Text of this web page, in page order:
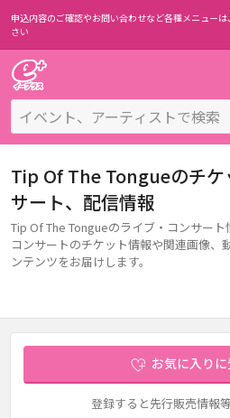
申込内容のご確認やお問い合わせなど各種メニューは、
さい
Tip Of The Tongueのチケ
サート、配信情報
Tip Of The Tongueのライブ・コンサート
コンサートのチケット情報や関連画像、
ンテンツをお届けします。
お気に入り
登録すると先行販売情報